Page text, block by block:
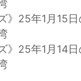
》25年1月15
》25年1月14